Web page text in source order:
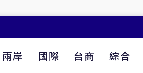
兩岸 國際 台商 綜合